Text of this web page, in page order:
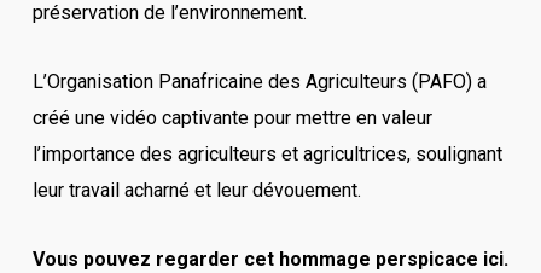
préservation de l’environnement.
L’Organisation Panafricaine des Agriculteurs (PAFO) a
créé une vidéo captivante pour mettre en valeur
l’importance des agriculteurs et agricultrices, soulignant
leur travail acharné et leur dévouement.
Vous pouvez regarder cet hommage perspicace ici.